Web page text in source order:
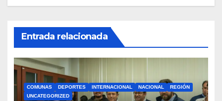
Entrada relacionada
COMUNAS DEPORTES INTERNACIONAL NACIONAL
REGIÓN
UNCATEGORIZED